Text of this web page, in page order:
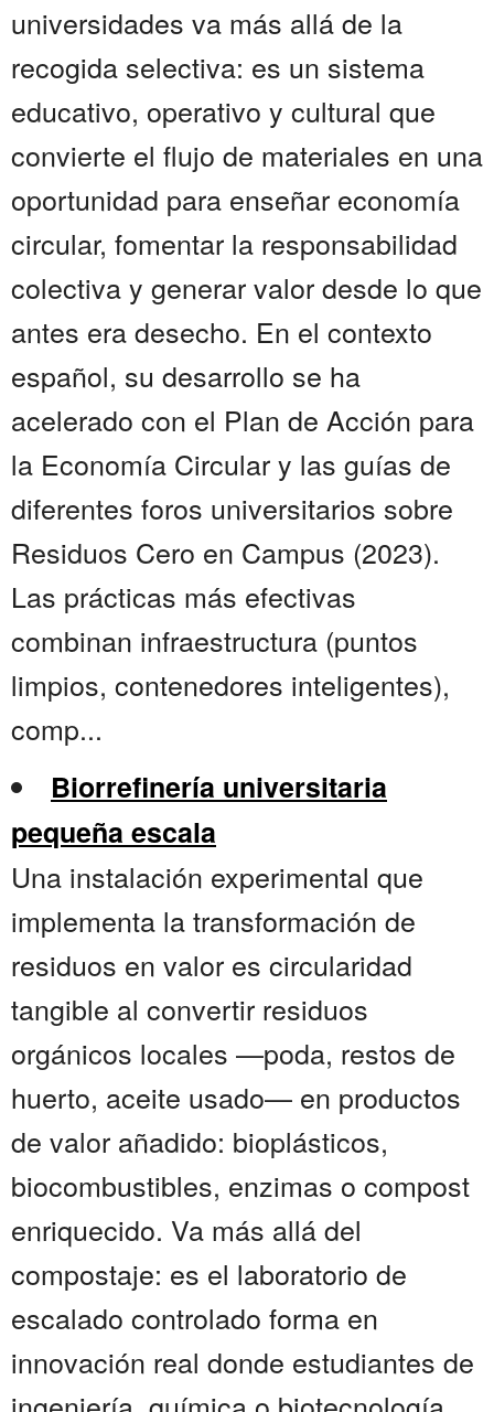
universidades va más allá de la
recogida selectiva: es un sistema
educativo, operativo y cultural que
convierte el flujo de materiales en una
oportunidad para enseñar economía
circular, fomentar la responsabilidad
colectiva y generar valor desde lo que
antes era desecho. En el contexto
español, su desarrollo se ha
acelerado con el Plan de Acción para
la Economía Circular y las guías de
diferentes foros universitarios sobre
Residuos Cero en Campus (2023).
Las prácticas más efectivas
combinan infraestructura (puntos
limpios, contenedores inteligentes),
comp...
Biorrefinería universitaria
pequeña escala
Una instalación experimental que
implementa la transformación de
residuos en valor es circularidad
tangible al convertir residuos
orgánicos locales —poda, restos de
huerto, aceite usado— en productos
de valor añadido: bioplásticos,
biocombustibles, enzimas o compost
enriquecido. Va más allá del
compostaje: es el laboratorio de
escalado controlado forma en
innovación real donde estudiantes de